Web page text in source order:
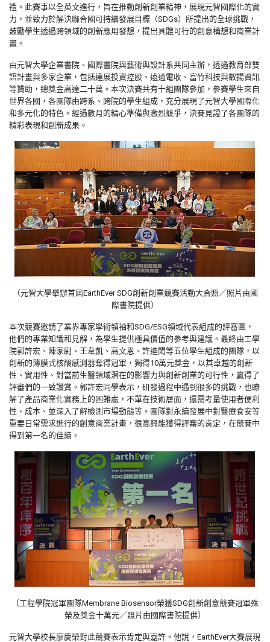
禮。此賽事以全英文進行，旨在推動創新創業精神，展現元智國際化的實
力，並致力於解決聯合國可持續發展目標（SDGs）所提出的全球挑戰，
鼓勵學生透過跨領域的創新應用發想，提出具體可行的創意構想和商業計
畫。
由元智大學企業書院、國際書院與藝術與設計系共同主辦，透過教育部雙
語計畫與多家企業，包括連展投資控股、遠通電收、富竹科技與叡揚資訊
等贊助，總獎金高達二十萬。本次決賽共有十組團隊參加，參賽學生來自
世界各國，各團隊由跨系、跨院的學生組成，充分展現了元智大學國際化
和多元化的特色。經過數月的精心準備與激烈競爭，決賽見證了各團隊的
精彩表現和創新成果。
（元智大學舉辦首屆EarthEver SDG創新創業競賽活動大合照／照片由國
際書院提供）
本次競賽邀請了業界專家學術領袖和SDG/ESG領域代表組成的評審團，
他們的專業知識和見解，為學生提供極具價值的參考與建議。最終由工學
院郭許宏、陳家尉、王韋凱、高文恩、許迪閎等五位學生組成的團隊，以
創新的薄膜式核酸感測器奪得冠軍，獨得10萬元獎金，以其卓越的創新
性、實用性、對當前生醫領域潛在的影響力與創新創業的可行性，贏得了
評審們的一致讚賞。郭許宏同學表示，研發過程中遇到很多的挑戰，也瞭
解了產品商業化實務上的困難處，不單在技術層面，還需考量使用者便利
性、成本、並深入了解檢測市場動態等。團隊對永續發展中對醫療食安等
重要日常需求進行的創意商業計畫，很高興能獲得評審的肯定，在競賽中
得到第一名的佳績。
（工程學院冠軍團隊Membrane Biosensor榮獲SDG創新創意競賽冠軍殊
榮及獎金十萬元／照片由國際書院提供）
元智大學校長廖慶榮對此競賽表示肯定與嘉許。他說，EarthEver大賽展現